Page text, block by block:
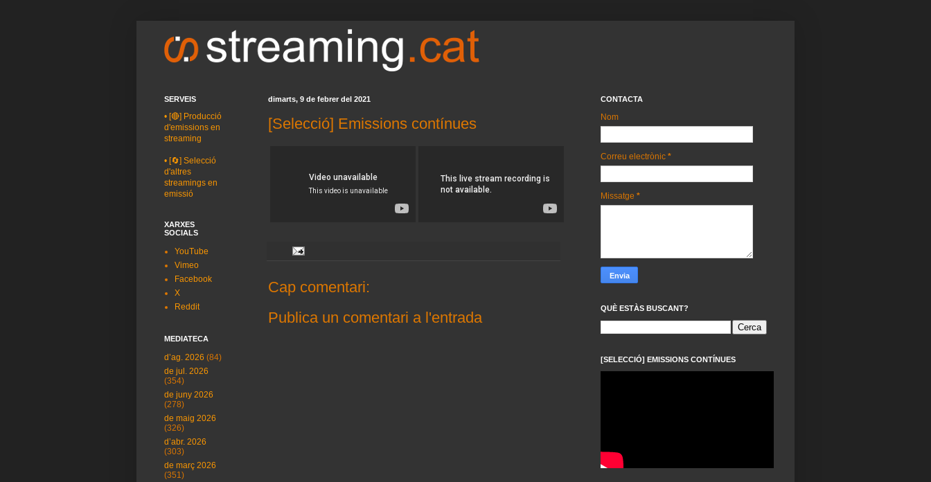
dimarts, 9 de febrer del 2021
[Selecció] Emissions contínues
Cap comentari:
Publica un comentari a l'entrada
SERVEIS
• [🔴] Producció
d'emissions en
streaming
• [🔄] Selecció
d'altres
streamings en
emissió
XARXES
SOCIALS
YouTube
Vimeo
Facebook
X
Reddit
MEDIATECA
d’ag. 2026 (84)
de jul. 2026
(354)
de juny 2026
(278)
de maig 2026
(326)
d’abr. 2026
(303)
de març 2026
(351)
CONTACTA
Nom
Correu electrònic *
Missatge *
QUÈ ESTÀS BUSCANT?
[SELECCIÓ] EMISSIONS CONTÍNUES